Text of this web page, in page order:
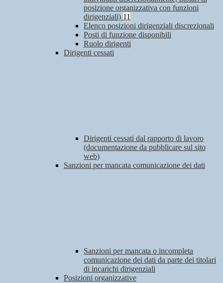
posizione organizzativa con funzioni
dirigenziali) 11
Elenco posizioni dirigenziali discrezionali
Posti di funzione disponibili
Ruolo dirigenti
Dirigenti cessati
Dirigenti cessati dal rapporto di lavoro
(documentazione da pubblicare sul sito
web)
Sanzioni per mancata comunicazione dei dati
Sanzioni per mancata o incompleta
comunicazione dei dati da parte dei titolari
di incarichi dirigenziali
Posizioni organizzative